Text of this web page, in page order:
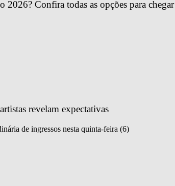
Confira todas as opções para chegar
revelam expectativas
de ingressos nesta quinta-feira (6)